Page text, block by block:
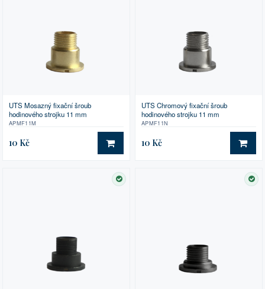
UTS Mosazný fixační šroub
hodinového strojku 11 mm
APMF11M
10 Kč DO KOŠÍKU
UTS Chromový fixační šroub
hodinového strojku 11 mm
APMF11N
10 Kč DO
SKLADEM